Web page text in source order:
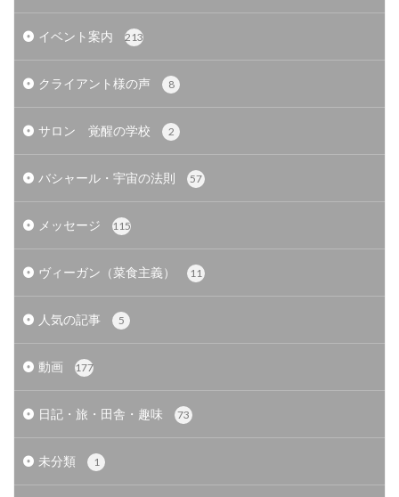
イベント案内 213
クライアント様の声 8
サロン 覚醒の学校 2
バシャール・宇宙の法則 57
メッセージ 115
ヴィーガン（菜食主義） 11
人気の記事 5
動画 177
日記・旅・田舎・趣味 73
未分類 1